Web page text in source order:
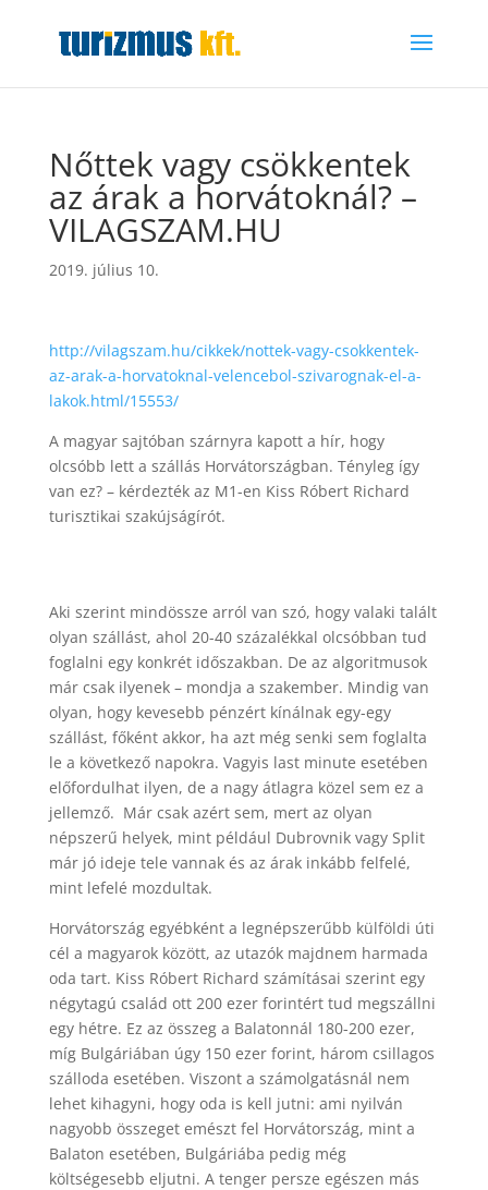
Nőttek vagy csökkentek
az árak a horvátoknál? –
VILAGSZAM.HU
2019. július 10.
http://vilagszam.hu/cikkek/nottek-vagy-csokkentek-
az-arak-a-horvatoknal-velencebol-szivarognak-el-a-
lakok.html/15553/
A magyar sajtóban szárnyra kapott a hír, hogy
olcsóbb lett a szállás Horvátországban. Tényleg így
van ez? – kérdezték az M1-en Kiss Róbert Richard
turisztikai szakújságírót.
Aki szerint mindössze arról van szó, hogy valaki talált
olyan szállást, ahol 20-40 százalékkal olcsóbban tud
foglalni egy konkrét időszakban. De az algoritmusok
már csak ilyenek – mondja a szakember. Mindig van
olyan, hogy kevesebb pénzért kínálnak egy-egy
szállást, főként akkor, ha azt még senki sem foglalta
le a következő napokra. Vagyis last minute esetében
előfordulhat ilyen, de a nagy átlagra közel sem ez a
jellemző. Már csak azért sem, mert az olyan
népszerű helyek, mint például Dubrovnik vagy Split
már jó ideje tele vannak és az árak inkább felfelé,
mint lefelé mozdultak.
Horvátország egyébként a legnépszerűbb külföldi úti
cél a magyarok között, az utazók majdnem harmada
oda tart. Kiss Róbert Richard számításai szerint egy
négytagú család ott 200 ezer forintért tud megszállni
egy hétre. Ez az összeg a Balatonnál 180-200 ezer,
míg Bulgáriában úgy 150 ezer forint, három csillagos
szálloda esetében. Viszont a számolgatásnál nem
lehet kihagyni, hogy oda is kell jutni: ami nyilván
nagyobb összeget emészt fel Horvátország, mint a
Balaton esetében, Bulgáriába pedig még
költségesebb eljutni. A tenger persze egészen más